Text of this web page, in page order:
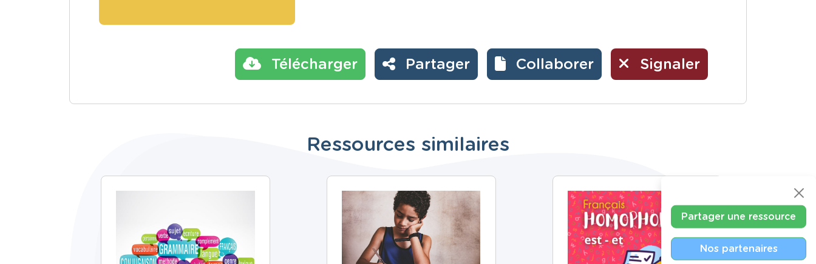
Télécharger Partager Collaborer Signaler
Ressources similaires
Partager une ressource
Nos partenaires